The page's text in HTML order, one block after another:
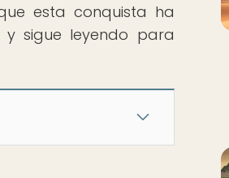
esta conquista ha
y sigue leyendo para